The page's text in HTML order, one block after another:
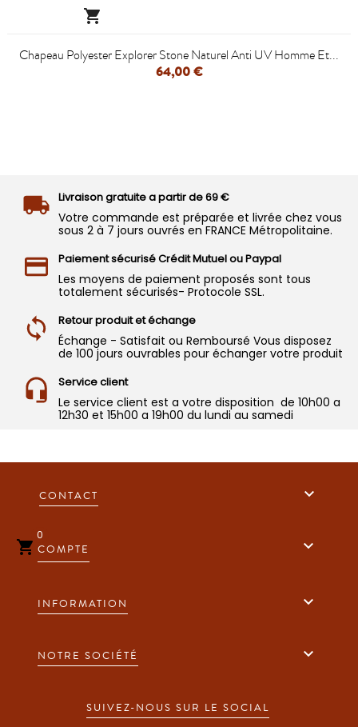

Chapeau Polyester Explorer Stone Naturel Anti UV Homme Et...
64,00 €
Livraison gratuite a partir de 69 €
Votre commande est préparée et livrée chez vous
sous 2 à 7 jours ouvrés en FRANCE Métropolitaine.
Paiement sécurisé Crédit Mutuel ou Paypal
Les moyens de paiement proposés sont tous
totalement sécurisés- Protocole SSL.
Retour produit et échange
Échange - Satisfait ou Remboursé Vous disposez
de 100 jours ouvrables pour échanger votre produit
Service client
Le service client est a votre disposition de 10h00 a
12h30 et 15h00 a 19h00 du lundi au samedi
CONTACT 
COMPTE 
INFORMATION 
NOTRE SOCIÉTÉ 
SUIVEZ-NOUS SUR LE SOCIAL

0